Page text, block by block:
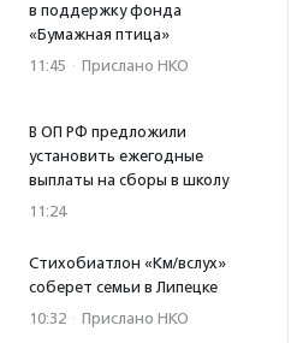
в поддержку фонда
«Бумажная птица»
11:45 · Прислано НКО
В ОП РФ предложили
установить ежегодные
выплаты на сборы в школу
11:24
Стихобиатлон «Км/вслух»
соберет семьи в Липецке
10:32 · Прислано НКО